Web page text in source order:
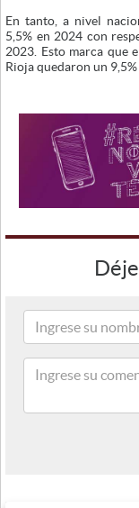
En tanto, a nivel
5,5% en 2024 con
2023. Esto marca que
Rioja quedaron un